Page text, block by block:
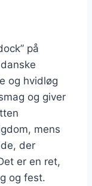
på
og hvidløg
og giver
mens
der
er en ret,
og fest.